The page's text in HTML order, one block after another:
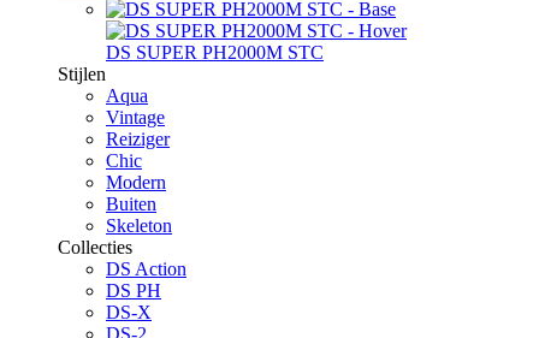
DS SUPER PH2000M STC
Stijlen
Aqua
Vintage
Reiziger
Chic
Modern
Buiten
Skeleton
Collecties
DS Action
DS PH
DS-X